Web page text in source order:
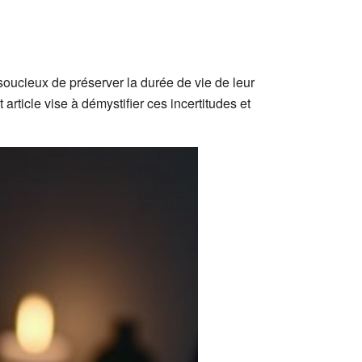
de préserver la durée de vie de leur
vise à démystifier ces incertitudes et